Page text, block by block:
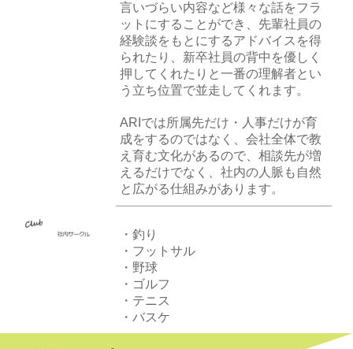
言いづらい内容など様々な話をフラ
ットにすることができ、先輩社員の
経験談をもとにするアドバイスを得
られたり、新卒社員の背中を優しく
押してくれたりと一番の理解者とい
う立ち位置で並走してくれます。
ARIでは所属先だけ・人事だけが育
成をするのではなく、会社全体で教
え育む文化があるので、相談先が増
えるだけでなく、社内の人脈も自然
と広がる仕組みがあります。
・釣り
・フットサル
・野球
・ゴルフ
・テニス
・バスケ